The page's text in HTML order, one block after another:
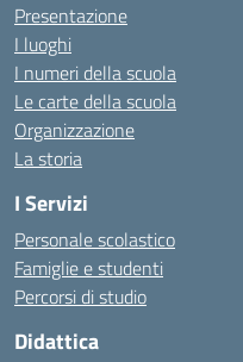
Presentazione
I luoghi
I numeri della scuola
Le carte della scuola
Organizzazione
La storia
I Servizi
Personale scolastico
Famiglie e studenti
Percorsi di studio
Didattica